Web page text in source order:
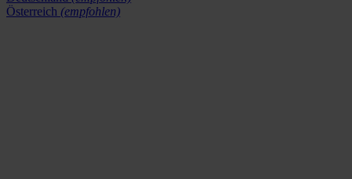
Österreich (empfohlen)